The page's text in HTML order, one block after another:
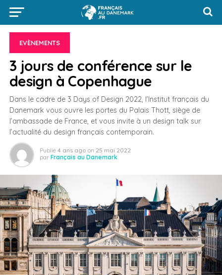
EVÈNEMENTS
3 jours de conférence sur le
design à Copenhague
Dans le cadre de 3 Days of Design 2022, l’Institut français du
Danemark vous ouvre les portes du Palais Thott, siège de
l’ambassade de France, et vous invite à un design talk sur
l’actualité du design français contemporain.
Publié 4 ans ago on 25 mai 2022
par Français au Danemark